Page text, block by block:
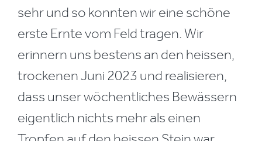
sehr und so konnten wir eine schöne
erste Ernte vom Feld tragen. Wir
erinnern uns bestens an den heissen,
trockenen Juni 2023 und realisieren,
dass unser wöchentliches Bewässern
eigentlich nichts mehr als einen